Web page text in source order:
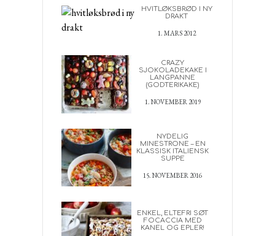
HVITLØKSBRØD I NY
DRAKT
1. MARS 2012
CRAZY
SJOKOLADEKAKE I
LANGPANNE
(GODTERIKAKE)
1. NOVEMBER 2019
NYDELIG
MINESTRONE – EN
KLASSISK ITALIENSK
SUPPE
15. NOVEMBER 2016
ENKEL, ELTEFRI SØT
FOCACCIA MED
KANEL OG EPLER!